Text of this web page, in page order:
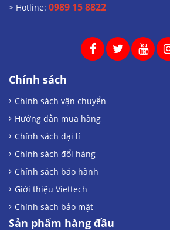
> Hotline: 0989 15 8822
Chính sách
Chính sách vận chuyển
Hướng dẫn mua hàng
Chính sách đại lí
Chính sách đổi hàng
Chính sách bảo hành
Giới thiệu Viettech
Chính sách bảo mật
Sản phẩm hàng đầu